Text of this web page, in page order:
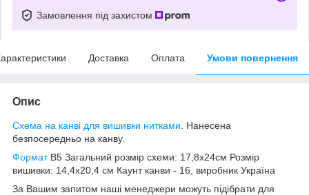
Замовлення під захистом
Доставка Оплата Умови повернення
Опис
Схема на канві для вишивки нитками . Нанесена
безпосередньо на канву.
ФорматB5 Загальний розмір схеми: 17,8х24см Розмір
вишивки: 14,4х20,4 см Каунт канви - 16, виробник Україна
За Вашим запитом наші менеджери можуть підібрати для